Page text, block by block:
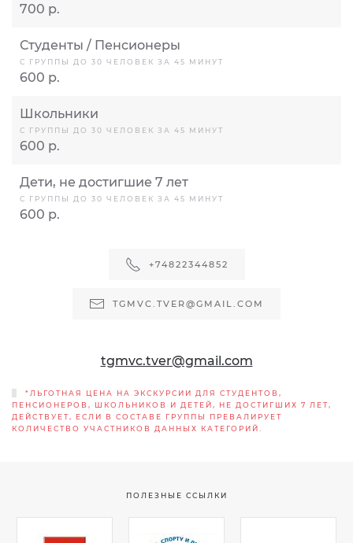
700 р.
Студенты / Пенсионеры
С ГРУППЫ ДО 30 ЧЕЛОВЕК ЗА 45 МИНУТ
600 р.
Школьники
С ГРУППЫ ДО 30 ЧЕЛОВЕК ЗА 45 МИНУТ
600 р.
Дети, не достигшие 7 лет
С ГРУППЫ ДО 30 ЧЕЛОВЕК ЗА 45 МИНУТ
600 р.
+74822344852
TGMVC.TVER@GMAIL.COM
tgmvc.tver@gmail.com
*ЛЬГОТНАЯ ЦЕНА НА ЭКСКУРСИИ ДЛЯ СТУДЕНТОВ,
ПЕНСИОНЕРОВ, ШКОЛЬНИКОВ И ДЕТЕЙ, НЕ ДОСТИГШИХ 7 ЛЕТ,
ДЕЙСТВУЕТ, ЕСЛИ В СОСТАВЕ ГРУППЫ ПРЕВАЛИРУЕТ
КОЛИЧЕСТВО УЧАСТНИКОВ ДАННЫХ КАТЕГОРИЙ.
ПОЛЕЗНЫЕ ССЫЛКИ